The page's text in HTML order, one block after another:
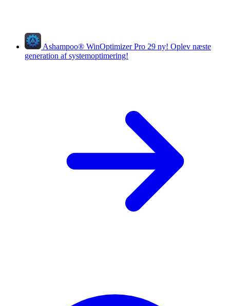
Ashampoo® WinOptimizer Pro 29 ny! Oplev næste
generation af systemoptimering!